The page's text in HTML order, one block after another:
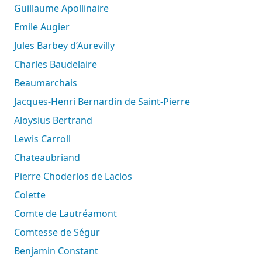
Guillaume Apollinaire
Emile Augier
Jules Barbey d’Aurevilly
Charles Baudelaire
Beaumarchais
Jacques-Henri Bernardin de Saint-Pierre
Aloysius Bertrand
Lewis Carroll
Chateaubriand
Pierre Choderlos de Laclos
Colette
Comte de Lautréamont
Comtesse de Ségur
Benjamin Constant